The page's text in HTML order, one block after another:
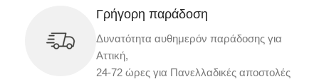
Γρήγορη παράδοση
Δυνατότητα αυθημερόν παράδοσης για
Αττική,
24-72 ώρες για Πανελλαδικές αποστολές